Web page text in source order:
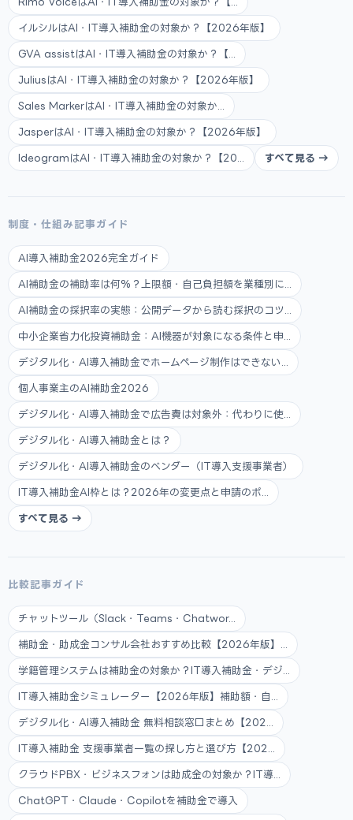
イルシルはAI・IT導入補助金の対象か？【2026年版】
GVA assistはAI・IT導入補助金の対象か？【...
JuliusはAI・IT導入補助金の対象か？【2026年版】
Sales MarkerはAI・IT導入補助金の対象か...
JasperはAI・IT導入補助金の対象か？【2026年版】
IdeogramはAI・IT導入補助金の対象か？【20... すべて見る →
制度・仕組み記事ガイド
AI導入補助金2026完全ガイド
AI補助金の補助率は何%？上限額・自己負担額を業種別に...
AI補助金の採択率の実態：公開データから読む採択のコツ...
中小企業省力化投資補助金：AI機器が対象になる条件と申...
デジタル化・AI導入補助金でホームページ制作はできない...
個人事業主のAI補助金2026
デジタル化・AI導入補助金で広告費は対象外：代わりに使...
デジタル化・AI導入補助金とは？
デジタル化・AI導入補助金のベンダー（IT導入支援事業者）
IT導入補助金AI枠とは？2026年の変更点と申請のポ...
すべて見る →
比較記事ガイド
チャットツール（Slack・Teams・Chatwor...
補助金・助成金コンサル会社おすすめ比較【2026年版】...
学籍管理システムは補助金の対象か？IT導入補助金・デジ...
IT導入補助金シミュレーター【2026年版】補助額・自...
デジタル化・AI導入補助金 無料相談窓口まとめ【202...
IT導入補助金 支援事業者一覧の探し方と選び方【202...
クラウドPBX・ビジネスフォンは助成金の対象か？IT導...
ChatGPT・Claude・Copilotを補助金で導入